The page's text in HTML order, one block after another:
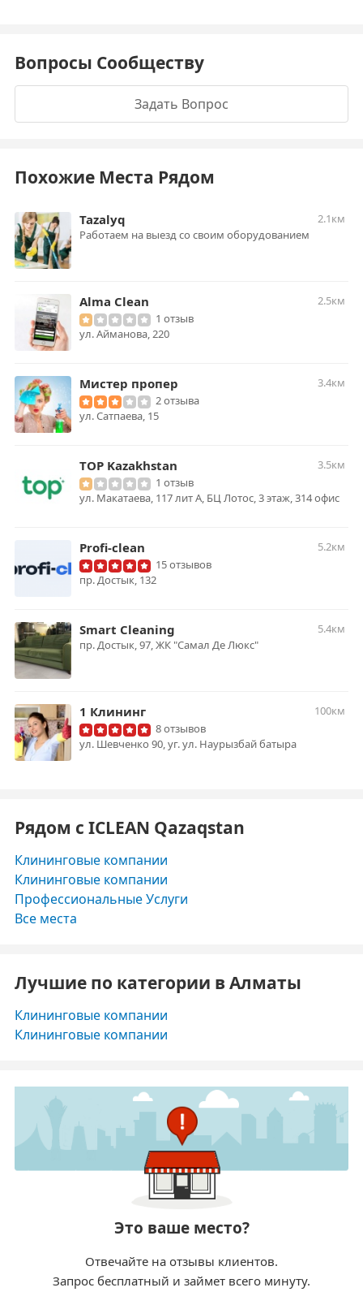
Вопросы Сообществу
Задать Вопрос
Похожие Места Рядом
Tazalyq
2.1км
Работаем на выезд со своим оборудованием
Alma Clean
2.5км
1 отзыв
ул. ​Айманова, 220
Мистер пропер
3.4км
2 отзыва
ул. Сатпаева, 15
TOP Kazakhstan
3.5км
1 отзыв
ул. Макатаева, 117 лит А, БЦ Лотос, 3 этаж, 314 офис
Profi-clean
5.2км
15 отзывов
пр. Достык, 132
Smart Cleaning
5.4км
​пр. Достык, 97​, ЖК "Самал Де Люкс"
1 Клининг
100км
8 отзывов
ул. Шевченко 90, уг. ул. Наурызбай батыра
Рядом с ICLEAN Qazaqstan
Клининговые компании
Клининговые компании
Профессиональные Услуги
Все места
Лучшие по категории в Алматы
Клининговые компании
Клининговые компании
Это ваше место?
Отвечайте на отзывы клиентов.
Запрос бесплатный и займет всего минуту.